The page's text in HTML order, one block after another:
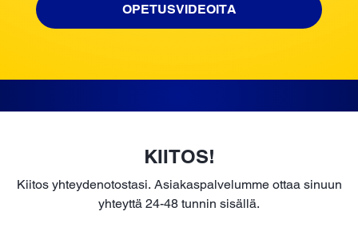
OPETUSVIDEOITA
KIITOS!
Kiitos yhteydenotostasi. Asiakaspalvelumme ottaa sinuun
yhteyttä 24-48 tunnin sisällä.